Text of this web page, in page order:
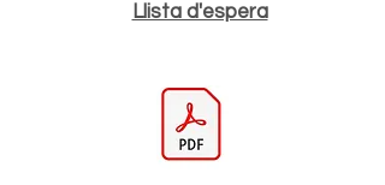
Llista d'espera